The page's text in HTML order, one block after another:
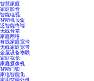
智慧家庭
家庭影音
智能电视
智能机顶盒
泛智能终端
无线音箱
家庭网络
有线家庭宽带
无线家庭宽带
全屋设备物联
家庭视觉
家庭摄像机
智能门锁
家电智能化
家用空调外机